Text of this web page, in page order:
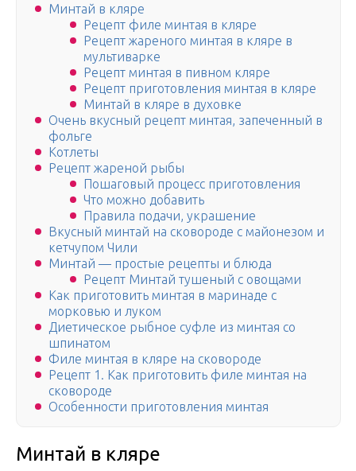
Минтай в кляре
Рецепт филе минтая в кляре
Рецепт жареного минтая в кляре в
мультиварке
Рецепт минтая в пивном кляре
Рецепт приготовления минтая в кляре
Минтай в кляре в духовке
Очень вкусный рецепт минтая, запеченный в
фольге
Котлеты
Рецепт жареной рыбы
Пошаговый процесс приготовления
Что можно добавить
Правила подачи, украшение
Вкусный минтай на сковороде с майонезом и
кетчупом Чили
Минтай — простые рецепты и блюда
Рецепт Минтай тушеный с овощами
Как приготовить минтая в маринаде с
морковью и луком
Диетическое рыбное суфле из минтая со
шпинатом
Филе минтая в кляре на сковороде
Рецепт 1. Как приготовить филе минтая на
сковороде
Особенности приготовления минтая
Минтай в кляре